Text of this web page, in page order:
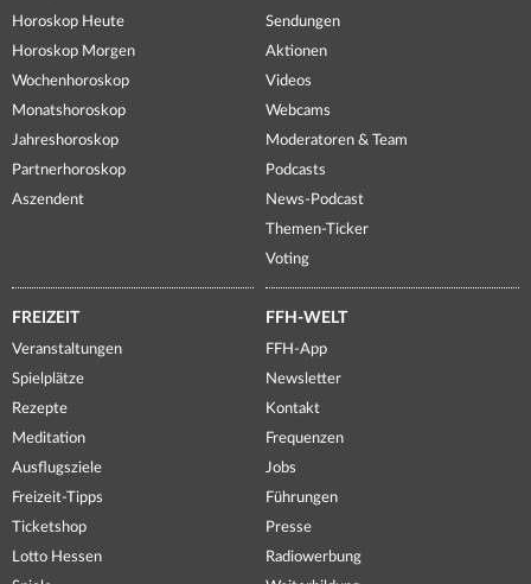
Horoskop Heute
Horoskop Morgen
Wochenhoroskop
Monatshoroskop
Jahreshoroskop
Partnerhoroskop
Aszendent
Sendungen
Aktionen
Videos
Webcams
Moderatoren & Team
Podcasts
News-Podcast
Themen-Ticker
Voting
FREIZEIT
Veranstaltungen
Spielplätze
Rezepte
Meditation
Ausflugsziele
Freizeit-Tipps
Ticketshop
Lotto Hessen
FFH-WELT
FFH-App
Newsletter
Kontakt
Frequenzen
Jobs
Führungen
Presse
Radiowerbung